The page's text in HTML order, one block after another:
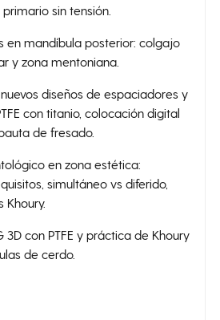
sin tensión.
en mandíbula posterior: colgajo
y zona mentoniana.
diseños de espaciadores y
con titanio, colocación digital
de fresado.
en zona estética:
simultáneo vs diferido,
Khoury.
3D con PTFE y práctica de Khoury
de cerdo.